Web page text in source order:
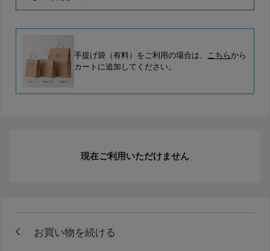
手提げ袋（有料）をご利用の場合は、 こちらから
カートに追加してください。
現在ご利用いただけません